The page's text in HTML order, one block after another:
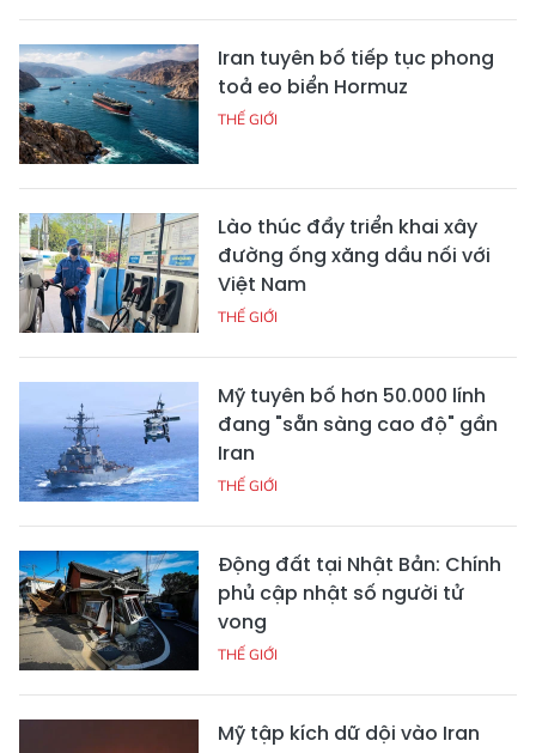
Iran tuyên bố tiếp tục phong
toả eo biển Hormuz
THẾ GIỚI
Lào thúc đẩy triển khai xây
đường ống xăng dầu nối với
Việt Nam
THẾ GIỚI
Mỹ tuyên bố hơn 50.000 lính
đang "sẵn sàng cao độ" gần
Iran
THẾ GIỚI
Động đất tại Nhật Bản: Chính
phủ cập nhật số người tử
vong
THẾ GIỚI
Mỹ tập kích dữ dội vào Iran